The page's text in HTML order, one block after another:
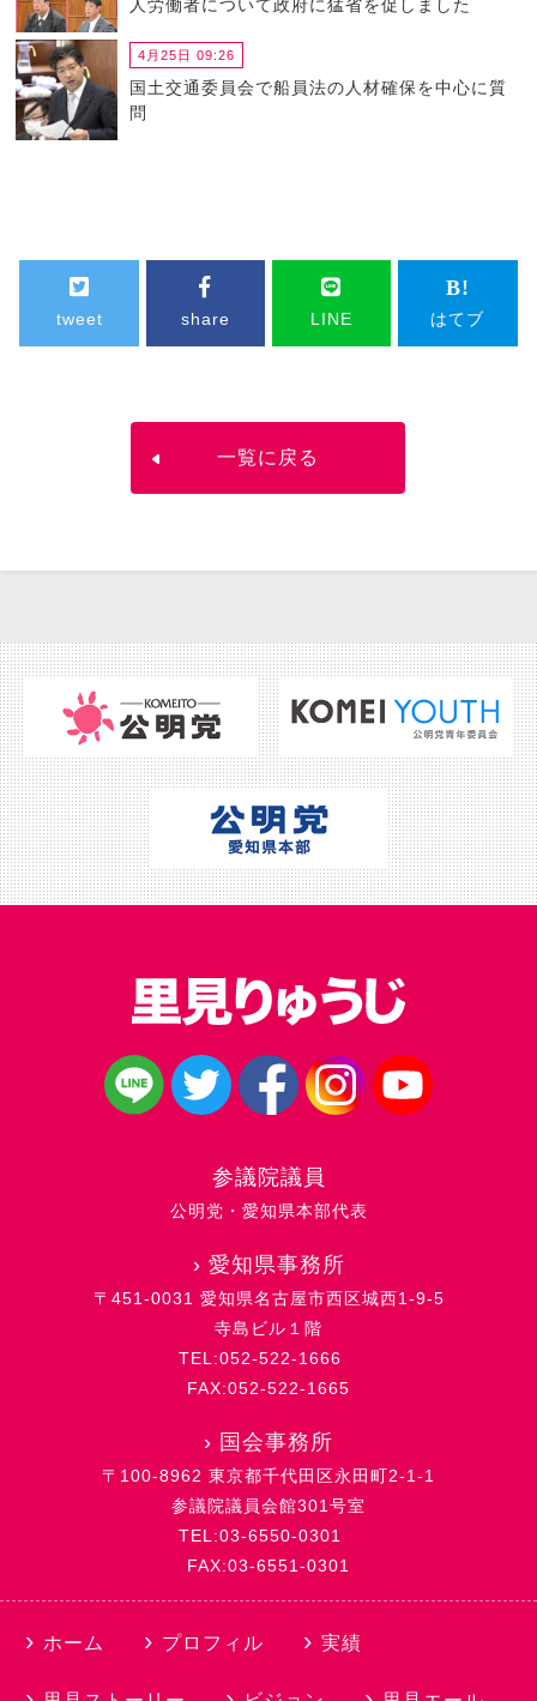
人労働者について政府に猛省を促しました
4月25日 09:26
国土交通委員会で船員法の人材確保を中心に質
問
tweet share LINE はてブ
一覧に戻る
参議院議員
公明党・愛知県本部代表
› 愛知県事務所
〒451-0031 愛知県名古屋市西区城西1-9-5
寺島ビル１階
TEL:052-522-1666
FAX:052-522-1665
› 国会事務所
〒100-8962 東京都千代田区永田町2-1-1
参議院議員会館301号室
TEL:03-6550-0301
FAX:03-6551-0301
ホーム プロフィル 実績